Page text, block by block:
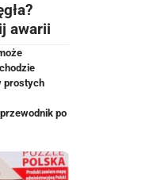
awarii
prostych
po